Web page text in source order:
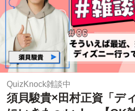
QuizKnock雑談中
須貝駿貴×田村正資「デ